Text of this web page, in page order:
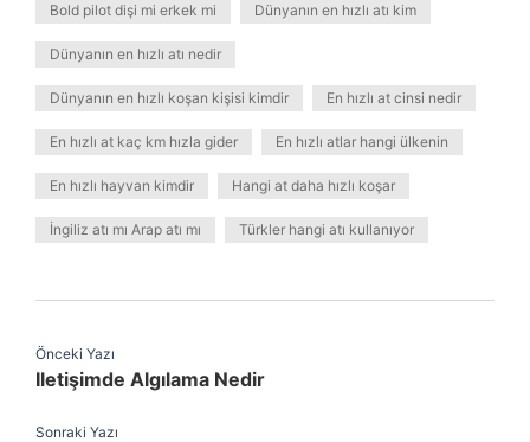
Bold pilot dişi mi erkek mi Dünyanın en hızlı atı kim
Dünyanın en hızlı atı nedir
Dünyanın en hızlı koşan kişisi kimdir En hızlı at cinsi nedir
En hızlı at kaç km hızla gider En hızlı atlar hangi ülkenin
En hızlı hayvan kimdir Hangi at daha hızlı koşar
İngiliz atı mı Arap atı mı Türkler hangi atı kullanıyor
Önceki Yazı
Iletişimde Algılama Nedir
Sonraki Yazı